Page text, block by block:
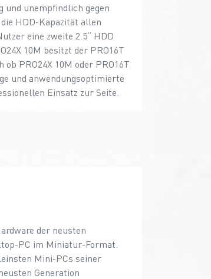
und unempfindlich gegen
HDD-Kapazität allen
eine zweite 2.5“ HDD
10M besitzt der PRO16T
PRO24X 10M oder PRO16T
und anwendungsoptimierte
Einsatz zur Seite.
der neusten
PC im Miniatur-Format.
Mini-PCs seiner
Generation